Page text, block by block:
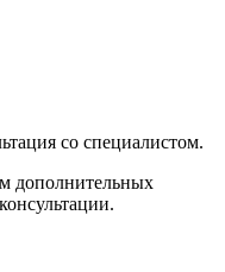
со специалистом.
дополнительных